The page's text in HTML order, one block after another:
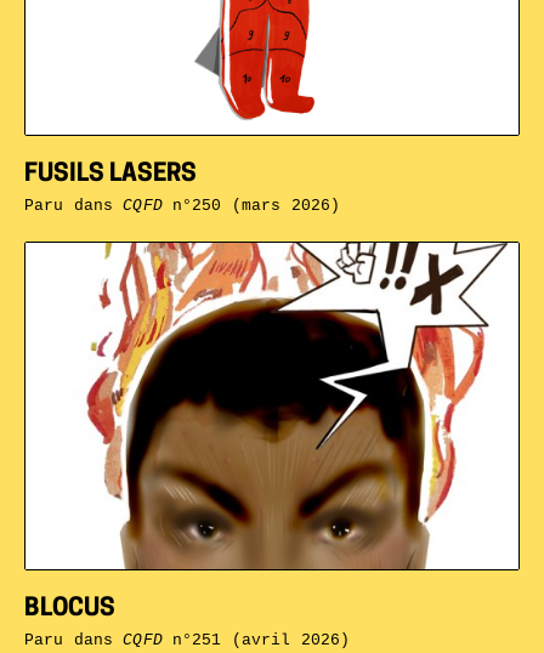
BLOCUS
Paru dansCQFDn°251 (avril 2026)
FUSILS LASERS
Paru dansCQFDn°250 (mars 2026)